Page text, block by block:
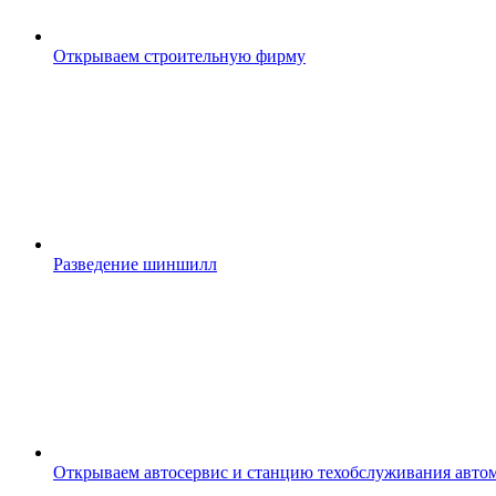
Открываем строительную фирму
Разведение шиншилл
Открываем автосервис и станцию техобслуживания